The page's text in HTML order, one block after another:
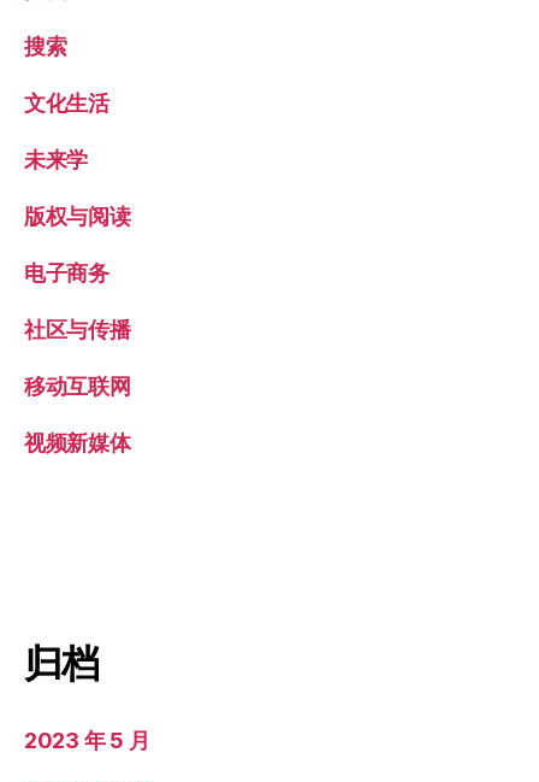
搜索
文化生活
未来学
版权与阅读
电子商务
社区与传播
移动互联网
视频新媒体
归档
2023 年 5 月